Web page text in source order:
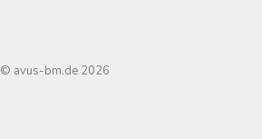
© avus-bm.de 2026